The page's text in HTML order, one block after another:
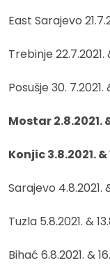
East Sarajevo
Trebinje 22.7.2021.
Posušje 30. 7.2021.
Mostar 2.8.2021.
Konjic 3.8.2021. &
Sarajevo 4.8.2021.
Tuzla 5.8.2021. &
Bihać 6.8.2021. &